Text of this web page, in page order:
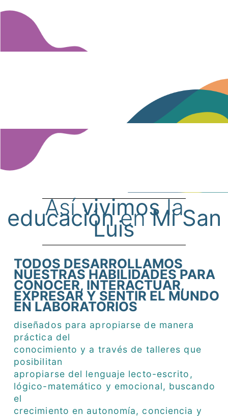
Asívivimosla
educaciónenMi San
Luis
TODOS DESARROLLAMOS
NUESTRAS HABILIDADES PARA
CONOCER, INTERACTUAR,
EXPRESAR Y SENTIR EL MUNDO
EN LABORATORIOS
diseñados para apropiarse de manera
práctica del
conocimiento y a través de talleres que
posibilitan
apropiarse del lenguaje lecto-escrito,
lógico-matemático y emocional, buscando
el
crecimiento en autonomía, conciencia y